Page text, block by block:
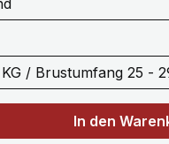
denIn den